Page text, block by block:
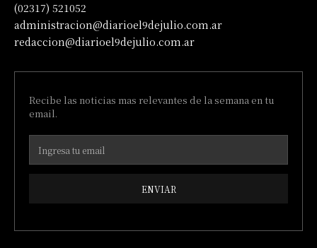
(02317) 521052
administracion@diarioel9dejulio.com.ar
redaccion@diarioel9dejulio.com.ar
Recibe las noticias mas relevantes de la semana en tu
email.
ENVIAR